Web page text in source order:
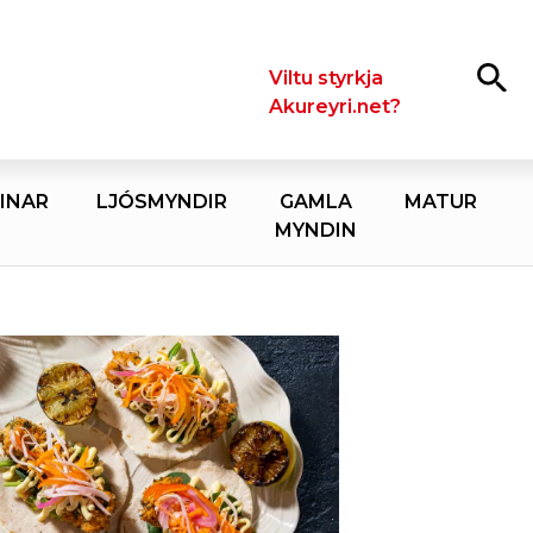
LeitaViltu styrkja
Akureyri.net?
LJÓSMYNDIR
GAMLA
MYNDIN
MATUR